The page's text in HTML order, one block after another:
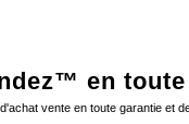
en
vente en toute garantie et